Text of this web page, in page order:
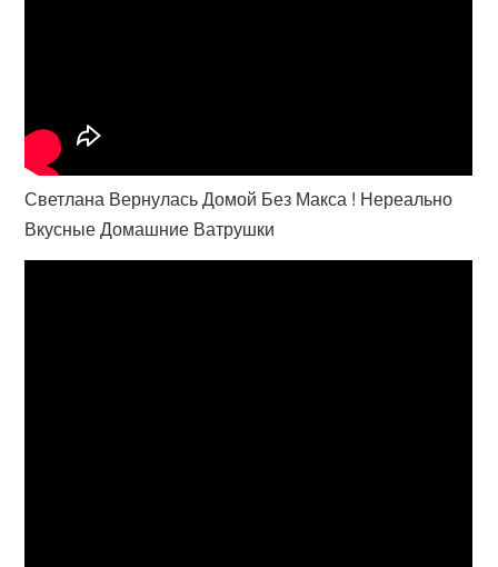
Светлана Вернулась Домой Без Макса ! Нереально
Вкусные Домашние Ватрушки